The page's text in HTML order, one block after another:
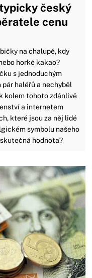
český
cenu
na chalupě, kdy
horké kakao?
s jednoduchým
haléřů a nechyběl
kolem tohoto zdánlivě
a internetem
které jsou za něj lidé
symbolu našeho
hodnota?